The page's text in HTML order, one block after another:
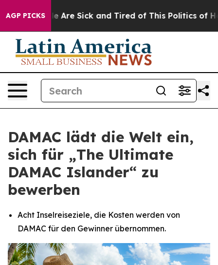
AGP PICKS
“People Are Sick and Tired of This Politics of
DAMAC lädt die Welt ein,
sich für „The Ultimate
DAMAC Islander“ zu
bewerben
Acht Inselreiseziele, die Kosten werden von
DAMAC für den Gewinner übernommen.